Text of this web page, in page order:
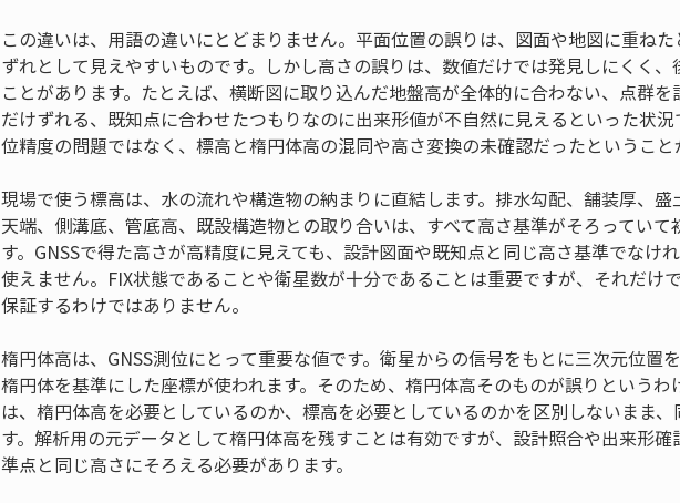
この違いは、用語の違いにとどまりません。平面位置の誤りは、図面や地図に重ね
ずれとして見えやすいものです。しかし高さの誤りは、数値だけでは発見しにくく
ことがあります。たとえば、横断図に取り込んだ地盤高が全体的に合わない、点群
だけずれる、既知点に合わせたつもりなのに出来形値が不自然に見えるといった状
位精度の問題ではなく、標高と楕円体高の混同や高さ変換の未確認だったということ
現場で使う標高は、水の流れや構造物の納まりに直結します。排水勾配、舗装厚、
天端、側溝底、管底高、既設構造物との取り合いは、すべて高さ基準がそろっていて
す。GNSSで得た高さが高精度に見えても、設計図面や既知点と同じ高さ基準でなけ
使えません。FIX状態であることや衛星数が十分であることは重要ですが、それだけ
保証するわけではありません。
楕円体高は、GNSS測位にとって重要な値です。衛星からの信号をもとに三次元位置
楕円体を基準にした座標が使われます。そのため、楕円体高そのものが誤りという
は、楕円体高を必要としているのか、標高を必要としているのかを区別しないまま
す。解析用の元データとして楕円体高を残すことは有効ですが、設計照合や出来形
準点と同じ高さにそろえる必要があります。